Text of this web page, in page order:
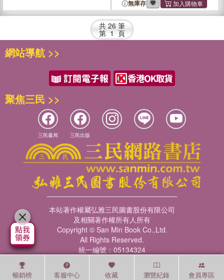
無庫存
共 26 筆
第 1 頁
暢銷榜 客服中心 收藏 瀏覽紀錄 會員專區
網站導航 >>
聚焦三民 >>
三民書局 三民出版
本站著作權屬弘雅三民圖書股份有限公司
及相關著作權所有人所有
Copyright © San Min Book Co.,Ltd.
All Rights Reserved.
統一編號：05134324